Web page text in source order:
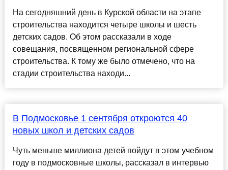
На сегодняшний день в Курской области на этапе
строительства находится четыре школы и шесть
детских садов. Об этом рассказали в ходе
совещания, посвященном региональной сфере
строительства. К тому же было отмечено, что на
стадии строительства находи...
В Подмосковье 1 сентября откроются 40
новых школ и детских садов
Чуть меньше миллиона детей пойдут в этом учебном
году в подмосковные школы, рассказал в интервью